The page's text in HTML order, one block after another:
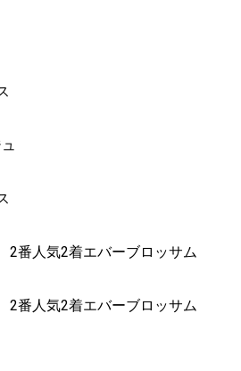
2番人気2着エバーブロッサム
2番人気2着エバーブロッサム